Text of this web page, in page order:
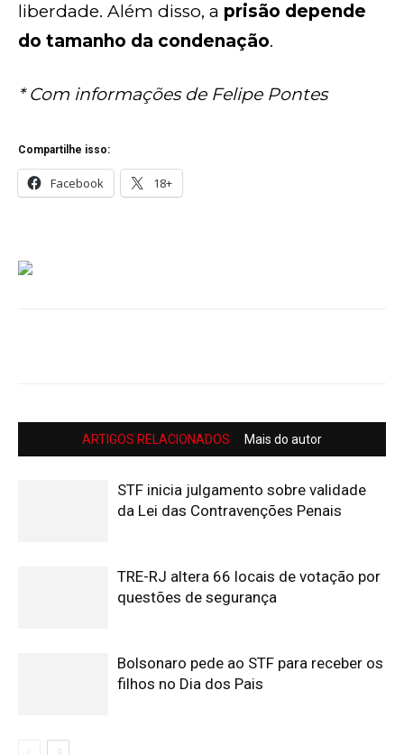
liberdade. Além disso, a prisão depende
do tamanho da condenação.
* Com informações de Felipe Pontes
Compartilhe isso:
Facebook 18+
ARTIGOS RELACIONADOS Mais do autor
STF inicia julgamento sobre validade
da Lei das Contravenções Penais
TRE-RJ altera 66 locais de votação por
questões de segurança
Bolsonaro pede ao STF para receber os
filhos no Dia dos Pais